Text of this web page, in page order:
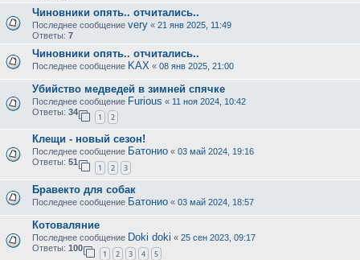
Чиновники опять.. отчитались..
Последнее сообщение very « 21 янв 2025, 11:49
Ответы: 7
Чиновники опять.. отчитались..
Последнее сообщение KAX « 08 янв 2025, 21:00
Убийство медведей в зимней спячке
Последнее сообщение Furious « 11 ноя 2024, 10:42
Ответы: 34
1 2
Клещи - новый сезон!
Последнее сообщение Батонио « 03 май 2024, 19:16
Ответы: 51
1 2 3
Бравекто для собак
Последнее сообщение Батонио « 03 май 2024, 18:57
Котоваляние
Последнее сообщение Doki doki « 25 сен 2023, 09:17
Ответы: 100
1 2 3 4 5